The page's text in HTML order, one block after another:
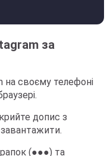
за
на своєму телефоні
допис з
(●●●) та